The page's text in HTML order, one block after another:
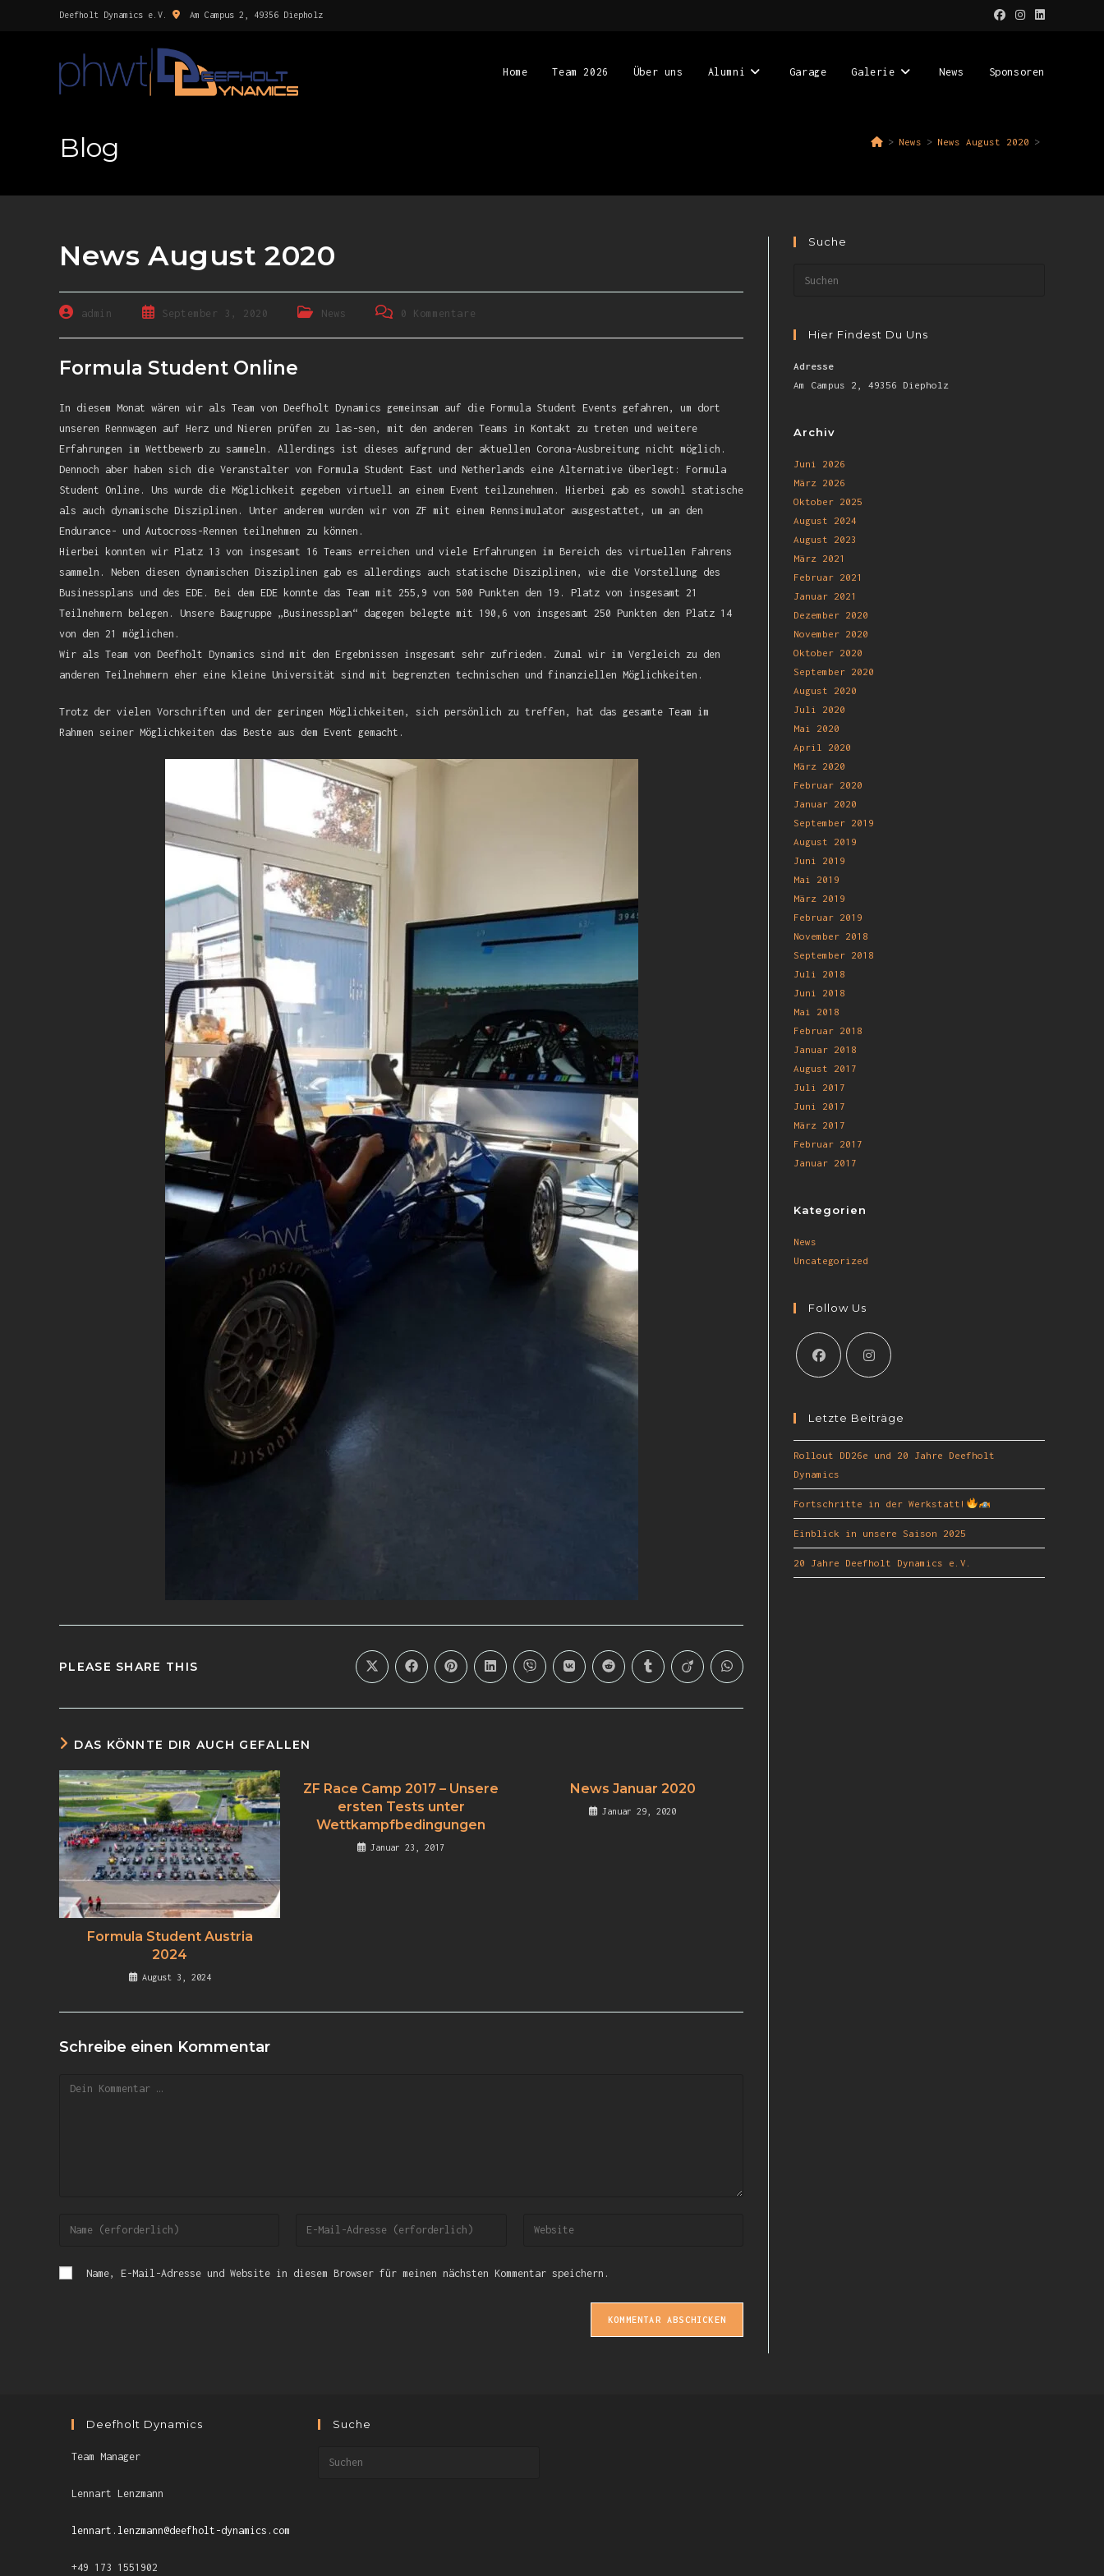
Deefholt Dynamics e.V. Am Campus 2, 49356 Diepholz
Home Team 2026 Über uns Alumni Garage Galerie News Sponsoren
Blog > News > News August 2020 >
News August 2020
admin September 3, 2020 News 0 Kommentare
Formula Student Online
In diesem Monat wären wir als Team von Deefholt Dynamics gemeinsam auf die Formula Student Events gefahren, um dort
unseren Rennwagen auf Herz und Nieren prüfen zu las-sen, mit den anderen Teams in Kontakt zu treten und weitere
Erfahrungen im Wettbewerb zu sammeln. Allerdings ist dieses aufgrund der aktuellen Corona-Ausbreitung nicht möglich.
Dennoch aber haben sich die Veranstalter von Formula Student East und Netherlands eine Alternative überlegt: Formula
Student Online. Uns wurde die Möglichkeit gegeben virtuell an einem Event teilzunehmen. Hierbei gab es sowohl statische
als auch dynamische Disziplinen. Unter anderem wurden wir von ZF mit einem Rennsimulator ausgestattet, um an den
Endurance- und Autocross-Rennen teilnehmen zu können.
Hierbei konnten wir Platz 13 von insgesamt 16 Teams erreichen und viele Erfahrungen im Bereich des virtuellen Fahrens
sammeln. Neben diesen dynamischen Disziplinen gab es allerdings auch statische Disziplinen, wie die Vorstellung des
Businessplans und des EDE. Bei dem EDE konnte das Team mit 255,9 von 500 Punkten den 19. Platz von insgesamt 21
Teilnehmern belegen. Unsere Baugruppe „Businessplan“ dagegen belegte mit 190,6 von insgesamt 250 Punkten den Platz 14
von den 21 möglichen.
Wir als Team von Deefholt Dynamics sind mit den Ergebnissen insgesamt sehr zufrieden. Zumal wir im Vergleich zu den
anderen Teilnehmern eher eine kleine Universität sind mit begrenzten technischen und finanziellen Möglichkeiten.
Trotz der vielen Vorschriften und der geringen Möglichkeiten, sich persönlich zu treffen, hat das gesamte Team im
Rahmen seiner Möglichkeiten das Beste aus dem Event gemacht.
PLEASE SHARE THIS
DAS KÖNNTE DIR AUCH GEFALLEN
Formula Student Austria
2024
August 3, 2024
ZF Race Camp 2017 – Unsere
ersten Tests unter
Wettkampfbedingungen
Januar 23, 2017
News Januar 2020
Januar 29, 2020
Schreibe einen Kommentar
Name, E-Mail-Adresse und Website in diesem Browser für meinen nächsten Kommentar speichern.
Suche
Hier Findest Du Uns
Adresse
Am Campus 2, 49356 Diepholz
Archiv
Juni 2026
März 2026
Oktober 2025
August 2024
August 2023
März 2021
Februar 2021
Januar 2021
Dezember 2020
November 2020
Oktober 2020
September 2020
August 2020
Juli 2020
Mai 2020
April 2020
März 2020
Februar 2020
Januar 2020
September 2019
August 2019
Juni 2019
Mai 2019
März 2019
Februar 2019
November 2018
September 2018
Juli 2018
Juni 2018
Mai 2018
Februar 2018
Januar 2018
August 2017
Juli 2017
Juni 2017
März 2017
Februar 2017
Januar 2017
Kategorien
News
Uncategorized
Follow Us
Letzte Beiträge
Rollout DD26e und 20 Jahre Deefholt
Dynamics
Fortschritte in der Werkstatt!
Einblick in unsere Saison 2025
20 Jahre Deefholt Dynamics e.V.
Deefholt Dynamics
Team Manager
Lennart Lenzmann
lennart.lenzmann@deefholt-dynamics.com
+49 173 1551902
Suche